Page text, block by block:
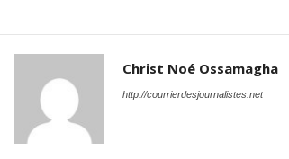
Christ Noé Ossamagha
http://courrierdesjournalistes.net